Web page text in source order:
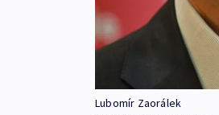
Lubomír Zaorálek